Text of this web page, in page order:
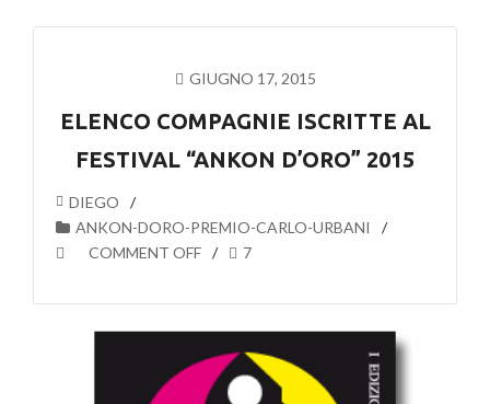
GIUGNO 17, 2015
ELENCO COMPAGNIE ISCRITTE AL
FESTIVAL “ANKON D’ORO” 2015
DIEGO
ANKON-DORO-PREMIO-CARLO-URBANI
COMMENT OFF
7